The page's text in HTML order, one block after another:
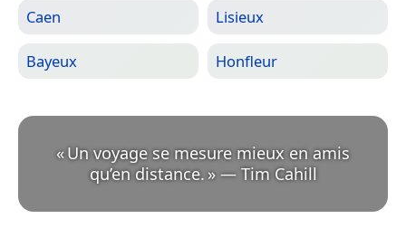
Caen Lisieux
Bayeux Honfleur
«Un voyage se mesure mieux en amis
qu’en distance. » — Tim Cahill